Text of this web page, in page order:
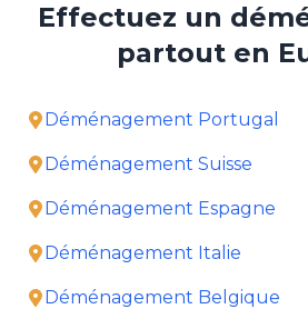
Effectuez un
partout en
Déménagement Portugal
Déménagement Suisse
Déménagement Espagne
Déménagement Italie
Déménagement Belgique